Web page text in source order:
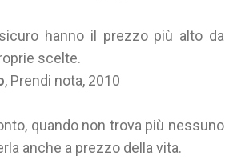
hanno il prezzo più alto da
scelte.
, Prendi nota, 2010
quando non trova più nessuno
anche a prezzo della vita.